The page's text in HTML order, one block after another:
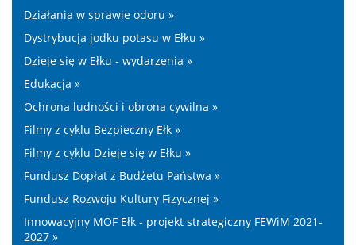
Działania w sprawie odoru »
Dystrybucja jodku potasu w Ełku »
Dzieje się w Ełku - wydarzenia »
Edukacja »
Ochrona ludności i obrona cywilna »
Filmy z cyklu Bezpieczny Ełk »
Filmy z cyklu Dzieje się w Ełku »
Fundusz Dopłat z Budżetu Państwa »
Fundusz Rozwoju Kultury Fizycznej »
Innowacyjny MOF Ełk - projekt strategiczny FEWiM 2021-
2027 »